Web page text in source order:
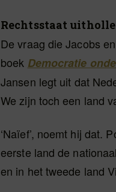
Rechtsstaat
De vraag die Jacobs
boek Democratie
Jansen legt uit dat
We zijn toch een land
‘Naïef’, noemt hij dat.
eerste land de
en in het tweede land